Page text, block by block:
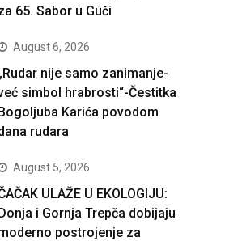
65. Sabor u Guči
August 6, 2026
nije samo zanimanje-
simbol hrabrosti“-Čestitka
Karića povodom
rudara
August 5, 2026
ULAŽE U EKOLOGIJU:
i Gornja Trepča dobijaju
postrojenje za